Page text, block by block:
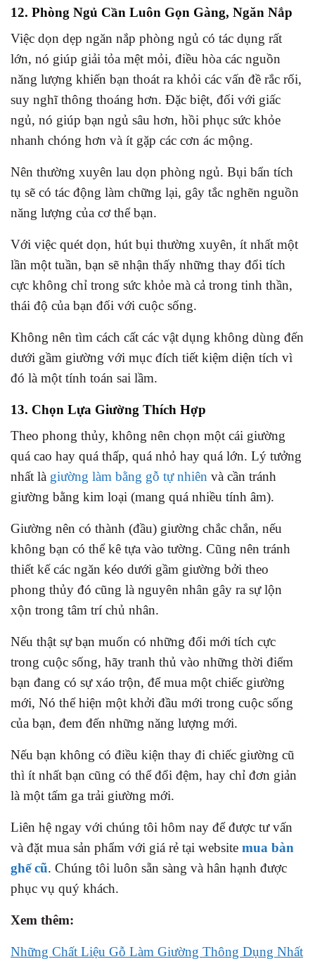
12. Phòng Ngủ Cần Luôn Gọn Gàng, Ngăn Nắp
Việc dọn dẹp ngăn nắp phòng ngủ có tác dụng rất
lớn, nó giúp giải tỏa mệt mỏi, điều hòa các nguồn
năng lượng khiến bạn thoát ra khỏi các vấn đề rắc rối,
suy nghĩ thông thoáng hơn. Đặc biệt, đối với giấc
ngủ, nó giúp bạn ngủ sâu hơn, hồi phục sức khỏe
nhanh chóng hơn và ít gặp các cơn ác mộng.
Nên thường xuyên lau dọn phòng ngủ. Bụi bẩn tích
tụ sẽ có tác động làm chững lại, gây tắc nghẽn nguồn
năng lượng của cơ thể bạn.
Với việc quét dọn, hút bụi thường xuyên, ít nhất một
lần một tuần, bạn sẽ nhận thấy những thay đổi tích
cực không chỉ trong sức khỏe mà cả trong tinh thần,
thái độ của bạn đối với cuộc sống.
Không nên tìm cách cất các vật dụng không dùng đến
dưới gầm giường với mục đích tiết kiệm diện tích vì
đó là một tính toán sai lầm.
13. Chọn Lựa Giường Thích Hợp
Theo phong thủy, không nên chọn một cái giường
quá cao hay quá thấp, quá nhỏ hay quá lớn. Lý tưởng
nhất là giường làm bằng gỗ tự nhiên và cần tránh
giường bằng kim loại (mang quá nhiều tính âm).
Giường nên có thành (đầu) giường chắc chắn, nếu
không bạn có thể kê tựa vào tường. Cũng nên tránh
thiết kế các ngăn kéo dưới gầm giường bởi theo
phong thủy đó cũng là nguyên nhân gây ra sự lộn
xộn trong tâm trí chủ nhân.
Nếu thật sự bạn muốn có những đổi mới tích cực
trong cuộc sống, hãy tranh thủ vào những thời điểm
bạn đang có sự xáo trộn, để mua một chiếc giường
mới, Nó thể hiện một khởi đầu mới trong cuộc sống
của bạn, đem đến những năng lượng mới.
Nếu bạn không có điều kiện thay đi chiếc giường cũ
thì ít nhất bạn cũng có thể đổi đệm, hay chỉ đơn giản
là một tấm ga trải giường mới.
Liên hệ ngay với chúng tôi hôm nay để được tư vấn
và đặt mua sản phẩm với giá rẻ tại website mua bàn
ghế cũ. Chúng tôi luôn sẵn sàng và hân hạnh được
phục vụ quý khách.
Xem thêm:
Những Chất Liệu Gỗ Làm Giường Thông Dụng Nhất